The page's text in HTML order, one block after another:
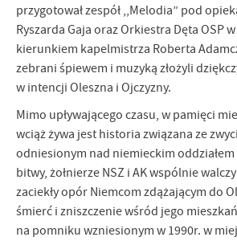
przygotował zespół ,,Melodia” pod
Ryszarda Gaja oraz Orkiestra Dęta OSP
kierunkiem kapelmistrza Roberta
zebrani śpiewem i muzyką złożyli
w intencji Oleszna i Ojczyzny.
Mimo upływającego czasu, w pamięci
wciąż żywa jest historia związana ze
odniesionym nad niemieckim oddziałem
bitwy, żołnierze NSZ i AK wspólnie
zaciekły opór Niemcom zdążającym do
śmierć i zniszczenie wśród jego
na pomniku wzniesionym w 1990r. w